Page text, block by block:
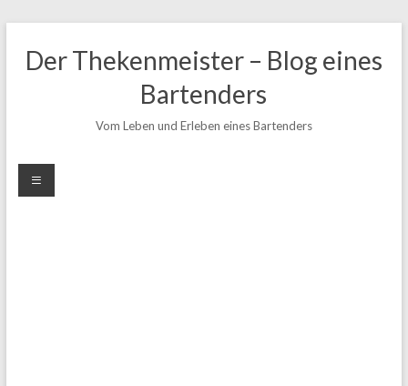
Inhalt
springen
Der Thekenmeister – Blog eines
Bartenders
Vom Leben und Erleben eines Bartenders